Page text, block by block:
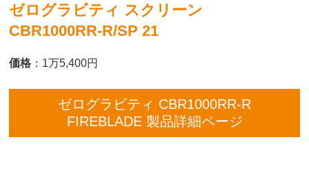
ゼログラビティ スクリーン
CBR1000RR-R/SP 21
価格 ：1万5,400円
ゼログラビティ CBR1000RR-R
FIREBLADE 製品詳細ページ